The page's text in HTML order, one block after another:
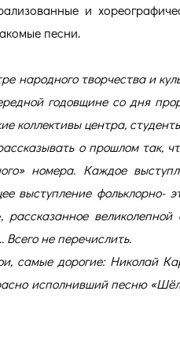
и
песни.
народного творчества и
годовщине со дня
коллективы центра,
о прошлом так,
номера. Каждое
выступление фольклорно-
рассказанное
Всего не перечислить.
самые дорогие: Николай
исполнивший песню